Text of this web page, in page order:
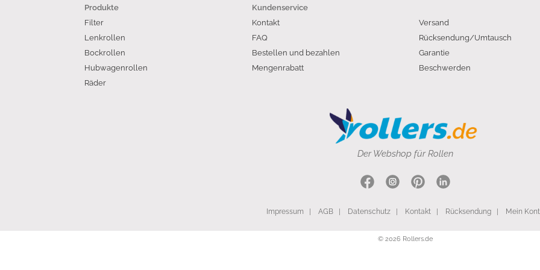
Produkte
Filter
Lenkrollen
Bockrollen
Hubwagenrollen
Räder
Kundenservice
Kontakt
FAQ
Bestellen und bezahlen
Mengenrabatt
Versand
Rücksendung/Umtausch
Garantie
Beschwerden
Der Webshop für Rollen
Impressum| AGB| Datenschutz| Kontakt| Rücksendung| Mein
© 2026 Rollers.de